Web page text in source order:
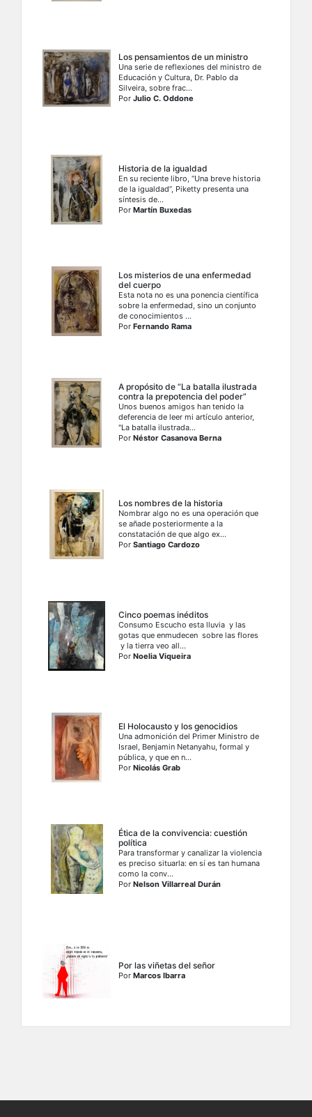
Los pensamientos de un ministro
Una serie de reflexiones del ministro de
Educación y Cultura, Dr. Pablo da
Silveira, sobre frac...
PorJulio C. Oddone
Historia de la igualdad
En su reciente libro, “Una breve historia
de la igualdad”, Piketty presenta una
síntesis de...
PorMartín Buxedas
Los misterios de una enfermedad
del cuerpo
Esta nota no es una ponencia científica
sobre la enfermedad, sino un conjunto
de conocimientos ...
PorFernando Rama
A propósito de “La batalla ilustrada
contra la prepotencia del poder”
Unos buenos amigos han tenido la
deferencia de leer mi artículo anterior,
"La batalla ilustrada...
PorNéstor Casanova Berna
Los nombres de la historia
Nombrar algo no es una operación que
se añade posteriormente a la
constatación de que algo ex...
PorSantiago Cardozo
Cinco poemas inéditos
Consumo Escucho esta lluvia y las
gotas que enmudecen sobre las flores
y la tierra veo all...
PorNoelia Viqueira
El Holocausto y los genocidios
Una admonición del Primer Ministro de
Israel, Benjamin Netanyahu, formal y
pública, y que en n...
PorNicolás Grab
Ética de la convivencia: cuestión
política
Para transformar y canalizar la violencia
es preciso situarla: en sí es tan humana
como la conv...
PorNelson Villarreal Durán
Por las viñetas del señor
PorMarcos Ibarra